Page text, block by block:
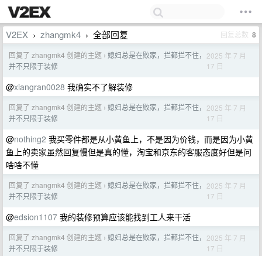
V2EX › zhangmk4 › 全部回复 回复总数 8
回复了 zhangmk4 创建的主题 › 媳妇总是在败家，拦都拦不住，
并不只限于装修
2025 年 7 月
17 日
@xiangran0028 我确实不了解装修
回复了 zhangmk4 创建的主题 › 媳妇总是在败家，拦都拦不住，
并不只限于装修
2025 年 7 月
17 日
@nothing2 我买零件都是从小黄鱼上，不是因为价钱，而是因为小黄
鱼上的卖家虽然回复慢但是真的懂，淘宝和京东的客服态度好但是问
啥啥不懂
回复了 zhangmk4 创建的主题 › 媳妇总是在败家，拦都拦不住，
并不只限于装修
2025 年 7 月
17 日
@edsion1107 我的装修预算应该能找到工人来干活
回复了 zhangmk4 创建的主题 › 媳妇总是在败家，拦都拦不住，
并不只限于装修
2025 年 7 月
17 日